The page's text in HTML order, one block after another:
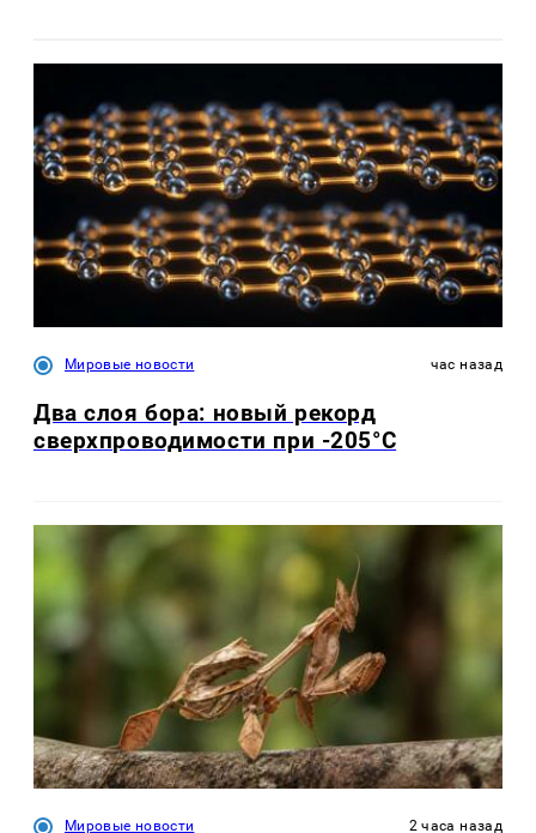
Мировые новости час назад
Два слоя бора: новый рекорд
сверхпроводимости при -205°C
Мировые новости 2 часа назад